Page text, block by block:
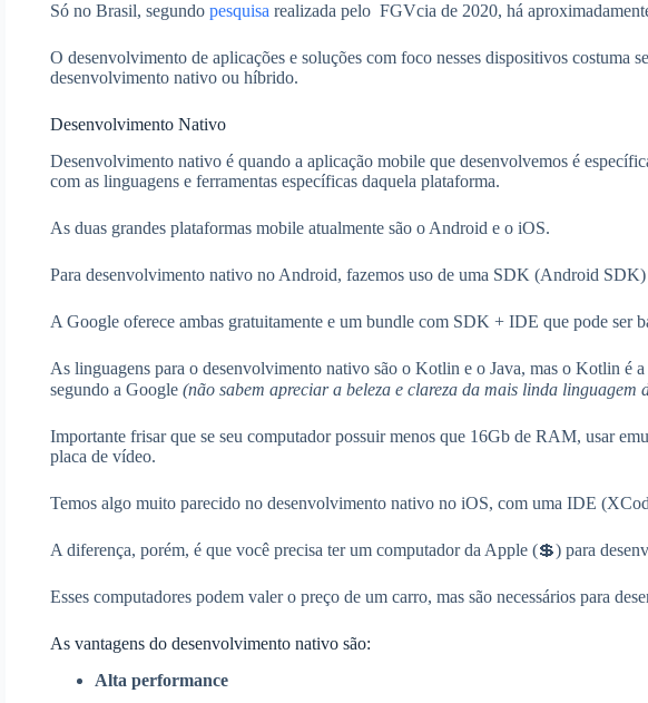
Só no Brasil, segundo pesquisa realizada pelo FGVcia de 2020, há
O desenvolvimento de aplicações e soluções com foco nesses dispositivos costuma
desenvolvimento nativo ou híbrido.
Desenvolvimento Nativo
Desenvolvimento nativo é quando a aplicação mobile que desenvolvemos é
com as linguagens e ferramentas específicas daquela plataforma.
As duas grandes plataformas mobile atualmente são o Android e o iOS.
Para desenvolvimento nativo no Android, fazemos uso de uma SDK (Android
A Google oferece ambas gratuitamente e um bundle com SDK + IDE que pode ser
As linguagens para o desenvolvimento nativo são o Kotlin e o Java, mas o Kotlin é
segundo a Google (não sabem apreciar a beleza e clareza da mais linda linguagem
Importante frisar que se seu computador possuir menos que 16Gb de RAM, usar
placa de vídeo.
Temos algo muito parecido no desenvolvimento nativo no iOS, com uma IDE
A diferença, porém, é que você precisa ter um computador da Apple (💲) para
Esses computadores podem valer o preço de um carro, mas são necessários para
As vantagens do desenvolvimento nativo são:
Alta performance